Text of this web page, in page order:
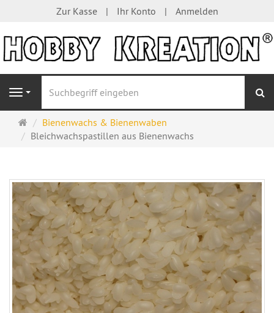
Zur Kasse Ihr Konto Anmelden
Navigation
Startseite
Bienenwachs & Bienenwaben
Bleichwachspastillen aus Bienenwachs